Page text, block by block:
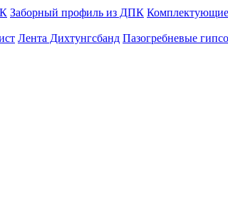
Заборный профиль из ДПК
Лента Дихтунгсбанд Пазогребневые